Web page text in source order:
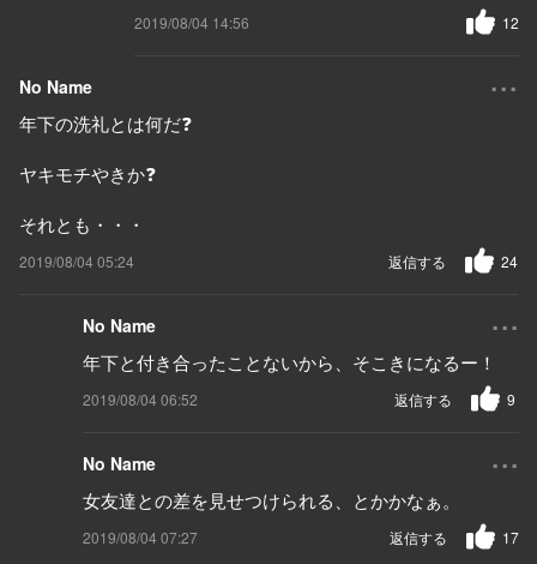
2019/08/04 14:56 12
No Name ...
年下の洗礼とは何だ❓
ヤキモチやきか❓
それとも・・・
2019/08/04 05:24 24
返信する
No Name ...
年下と付き合ったことないから、そこきになるー！
2019/08/04 06:52 9
返信する
No Name ...
女友達との差を見せつけられる、とかかなぁ。
2019/08/04 07:27 17
返信する